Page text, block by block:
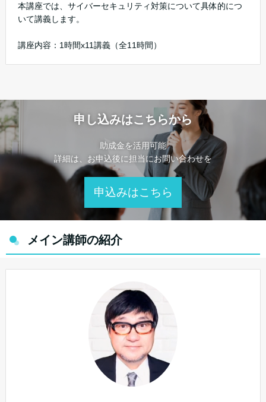
本講座では、サイバーセキュリティ対策について具体的につ
いて講義します。
講座内容：1時間x11講義（全11時間）
申し込みはこちらから
助成金を活用可能
詳細は、お申込後に担当にお問い合わせを
申込みはこちら
メイン講師の紹介